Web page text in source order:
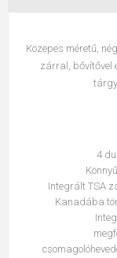
Közepes méretű,
zárral, bővítővel
4
Integrált TSA
Kanadába